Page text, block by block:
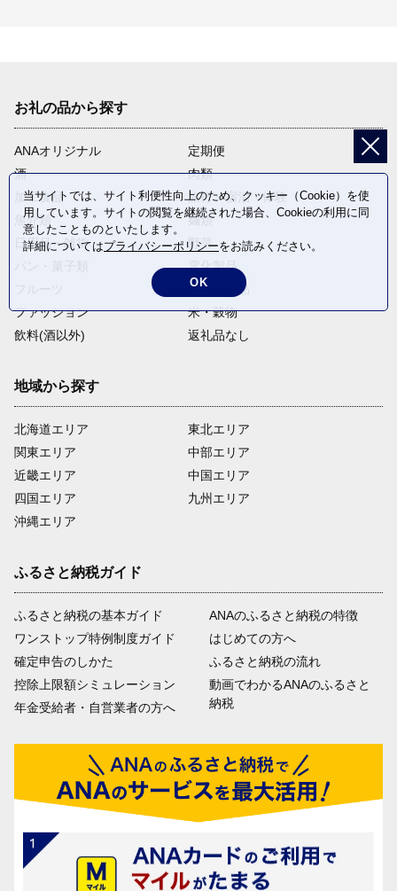
お礼の品から探す
ANAオリジナル
定期便
酒
肉類
加工食品
旅行・宿泊・体験
魚介類
麺類
日用品・雑貨
野菜
電化製品
卵・乳製品
ファッション
米・穀物
飲料(酒以外)
返礼品なし
地域から探す
北海道エリア
関東エリア
近畿エリア
四国エリア
沖縄エリア
東北エリア
中部エリア
中国エリア
九州エリア
ふるさと納税ガイド
ふるさと納税の基本ガイド
ワンストップ特例制度ガイド
確定申告のしかた
控除上限額シミュレーション
年金受給者・自営業者の方へ
ANAのふるさと納税の特徴
はじめての方へ
ふるさと納税の流れ
動画でわかるANAのふるさと
納税
当サイトでは、サイト利便性向上のため、クッキー（Cookie）を使
用しています。サイトの閲覧を継続された場合、Cookieの利用に同
意したことものといたします。
詳細についてはプライバシーポリシーをお読みください。
OK